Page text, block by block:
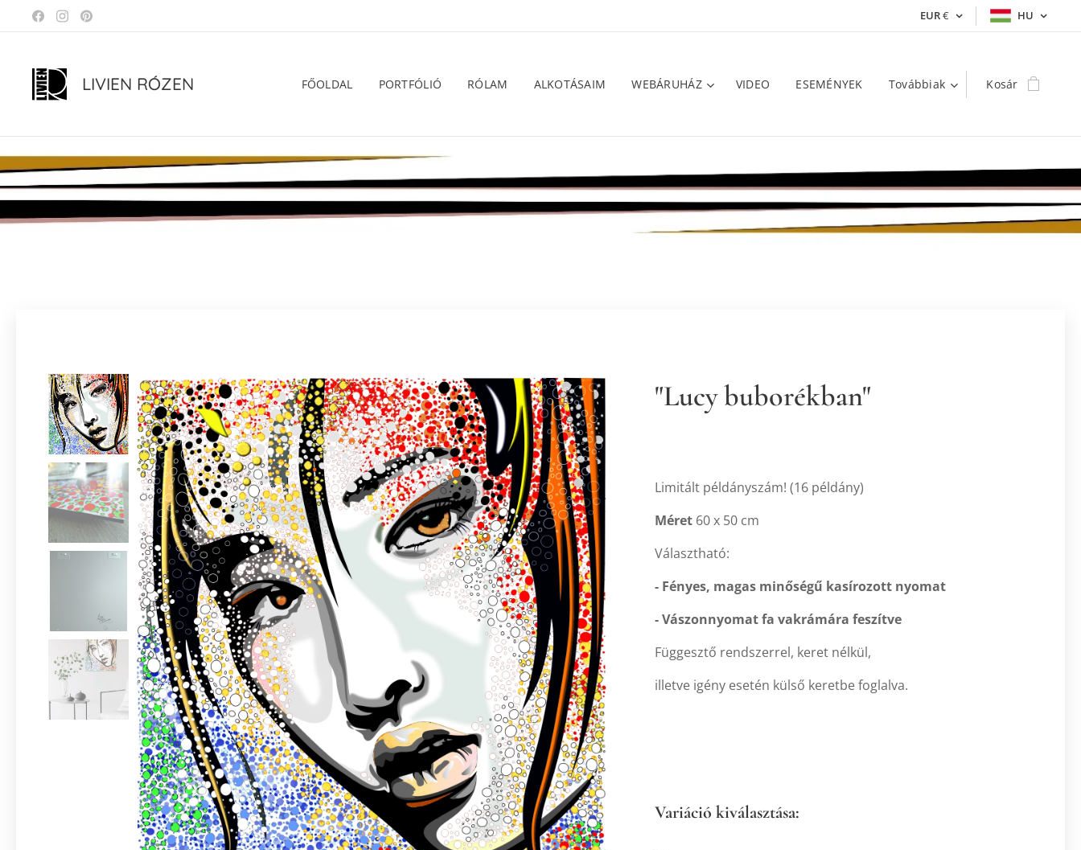
EUR€ HU
LIVIEN RÓZEN FŐOLDAL PORTFÓLIÓ RÓLAM ALKOTÁSAIM WEBÁRUHÁZ VIDEO ESEMÉNYEK Továbbiak Kosár
.
"Lucy buborékban"
Limitált példányszám! (16 példány)
Méret 60 x 50 cm
Választható:
- Fényes, magas minőségű kasírozott nyomat
- Vászonnyomat fa vakrámára feszítve
Függesztő rendszerrel, keret nélkül,
illetve igény esetén külső keretbe foglalva.
Variáció kiválasztása: